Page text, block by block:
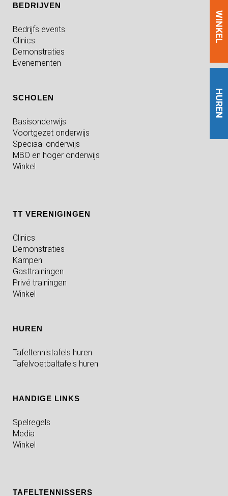
HUREN
WINKEL
BEDRIJVEN
Bedrijfs events
Clinics
Demonstraties
Evenementen
SCHOLEN
Basisonderwijs
Voortgezet onderwijs
Speciaal onderwijs
MBO en hoger onderwijs
Winkel
TT VERENIGINGEN
Clinics
Demonstraties
Kampen
Gasttrainingen
Privé trainingen
Winkel
HUREN
Tafeltennistafels huren
Tafelvoetbaltafels huren
HANDIGE LINKS
Spelregels
Media
Winkel
TAFELTENNISSERS